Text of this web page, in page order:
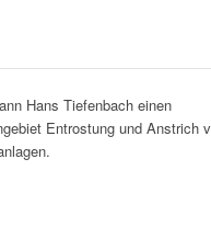
Hans Tiefenbach einen
Entrostung und Anstrich